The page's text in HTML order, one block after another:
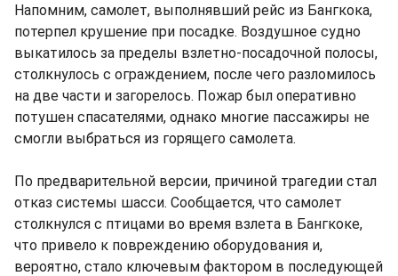
Напомним, самолет, выполнявший рейс из Бангкока,
потерпел крушение при посадке. Воздушное судно
выкатилось за пределы взлетно-посадочной полосы,
столкнулось с ограждением, после чего разломилось
на две части и загорелось. Пожар был оперативно
потушен спасателями, однако многие пассажиры не
смогли выбраться из горящего самолета.
По предварительной версии, причиной трагедии стал
отказ системы шасси. Сообщается, что самолет
столкнулся с птицами во время взлета в Бангкоке,
что привело к повреждению оборудования и,
вероятно, стало ключевым фактором в последующей